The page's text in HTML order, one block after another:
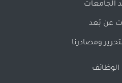
الجامعات
عن بُعد
ومصادرنا